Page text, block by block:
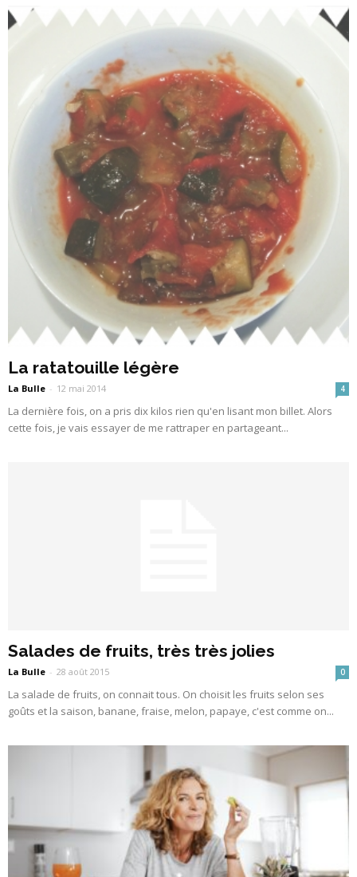
La ratatouille légère
La Bulle - 12 mai 2014 4
La dernière fois, on a pris dix kilos rien qu'en lisant mon billet. Alors
cette fois, je vais essayer de me rattraper en partageant...
Salades de fruits, très très jolies
La Bulle - 28 août 2015 0
La salade de fruits, on connait tous. On choisit les fruits selon ses
goûts et la saison, banane, fraise, melon, papaye, c'est comme on...